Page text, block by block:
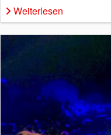
Weiterlesen